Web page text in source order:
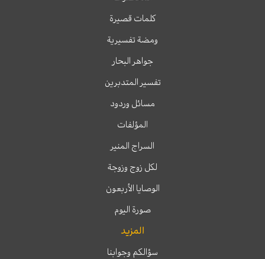
كلمات قصيرة
ومضة تفسيرية
جواهر البحار
تفسير المتدبرين
مسائل وردود
المؤلفات
السراج المنير
لكل زوج وزوجة
الوصايا الأربعون
صورة اليوم
المزيد
سؤالكم وجوابنا